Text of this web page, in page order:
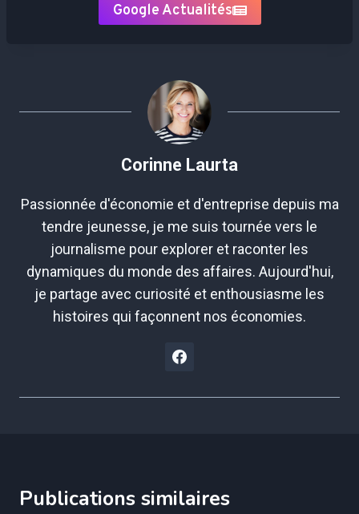
Google Actualités
Corinne Laurta
Passionnée d'économie et d'entreprise depuis ma
tendre jeunesse, je me suis tournée vers le
journalisme pour explorer et raconter les
dynamiques du monde des affaires. Aujourd'hui,
je partage avec curiosité et enthousiasme les
histoires qui façonnent nos économies.
Publications similaires